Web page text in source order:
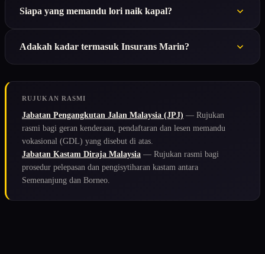
Siapa yang memandu lori naik kapal?
Adakah kadar termasuk Insurans Marin?
RUJUKAN RASMI
Jabatan Pengangkutan Jalan Malaysia (JPJ) — Rujukan
rasmi bagi geran kenderaan, pendaftaran dan lesen memandu
vokasional (GDL) yang disebut di atas.
Jabatan Kastam Diraja Malaysia — Rujukan rasmi bagi
prosedur pelepasan dan pengisytiharan kastam antara
Semenanjung dan Borneo.